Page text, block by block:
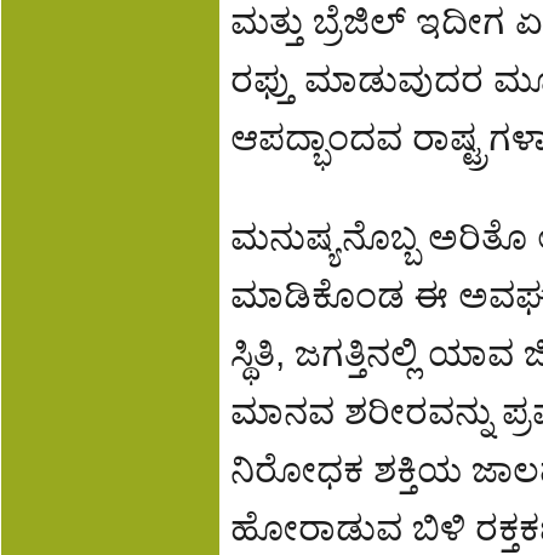
ಮತ್ತು ಬ್ರೆಜಿಲ್ ಇದೀಗ
ರಫ್ತು ಮಾಡುವುದರ
ಆಪದ್ಭಾಂದವ
ಮನುಷ್ಯನೊಬ್ಬ
ಮಾಡಿಕೊಂಡ ಈ
ಸ್ಥಿತಿ, ಜಗತ್ತಿನಲ್ಲಿ
ಮಾನವ ಶರೀರವನ್ನು
ನಿರೋಧಕ ಶಕ್ತಿಯ
ಹೋರಾಡುವ ಬಿಳಿ